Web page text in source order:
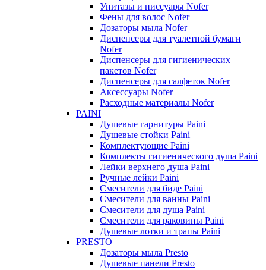
Унитазы и писсуары Nofer
Фены для волос Nofer
Дозаторы мыла Nofer
Диспенсеры для туалетной бумаги
Nofer
Диспенсеры для гигиенических
пакетов Nofer
Диспенсеры для салфеток Nofer
Аксессуары Nofer
Расходные материалы Nofer
PAINI
Душевые гарнитуры Paini
Душевые стойки Paini
Комплектующие Paini
Комплекты гигиенического душа Paini
Лейки верхнего душа Paini
Ручные лейки Paini
Смесители для биде Paini
Смесители для ванны Paini
Смесители для душа Paini
Смесители для раковины Paini
Душевые лотки и трапы Paini
PRESTO
Дозаторы мыла Presto
Душевые панели Presto